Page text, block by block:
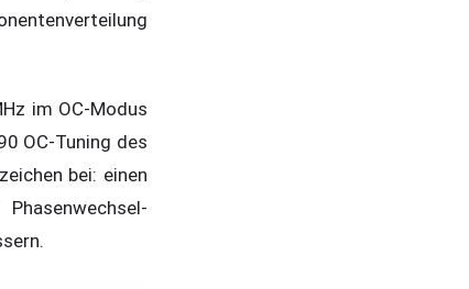
im OC-Modus
OC-Tuning des
bei: einen